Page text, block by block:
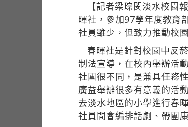
【記者梁琮閔淡水校園
暉社，參加97學年度教育
社員雖少，但致力推動校
春暉社是針對校園中反
制法宣導，在校內舉辦活
社團很不同，是兼具任務
廣益舉辦很多有意義的活
去淡水地區的小學進行春
社員間會編排話劇、帶團